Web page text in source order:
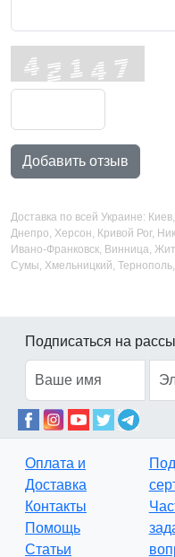
Добавить отзыв
Доставка по всей Украине:
Днепро, Херсон, Кривой Рог,
Ивано-Франковск, Винница,
Сумы, Хмельницкий,
Подписаться на
Оплата и
Доставка
Контакты
Помощь
Статьи